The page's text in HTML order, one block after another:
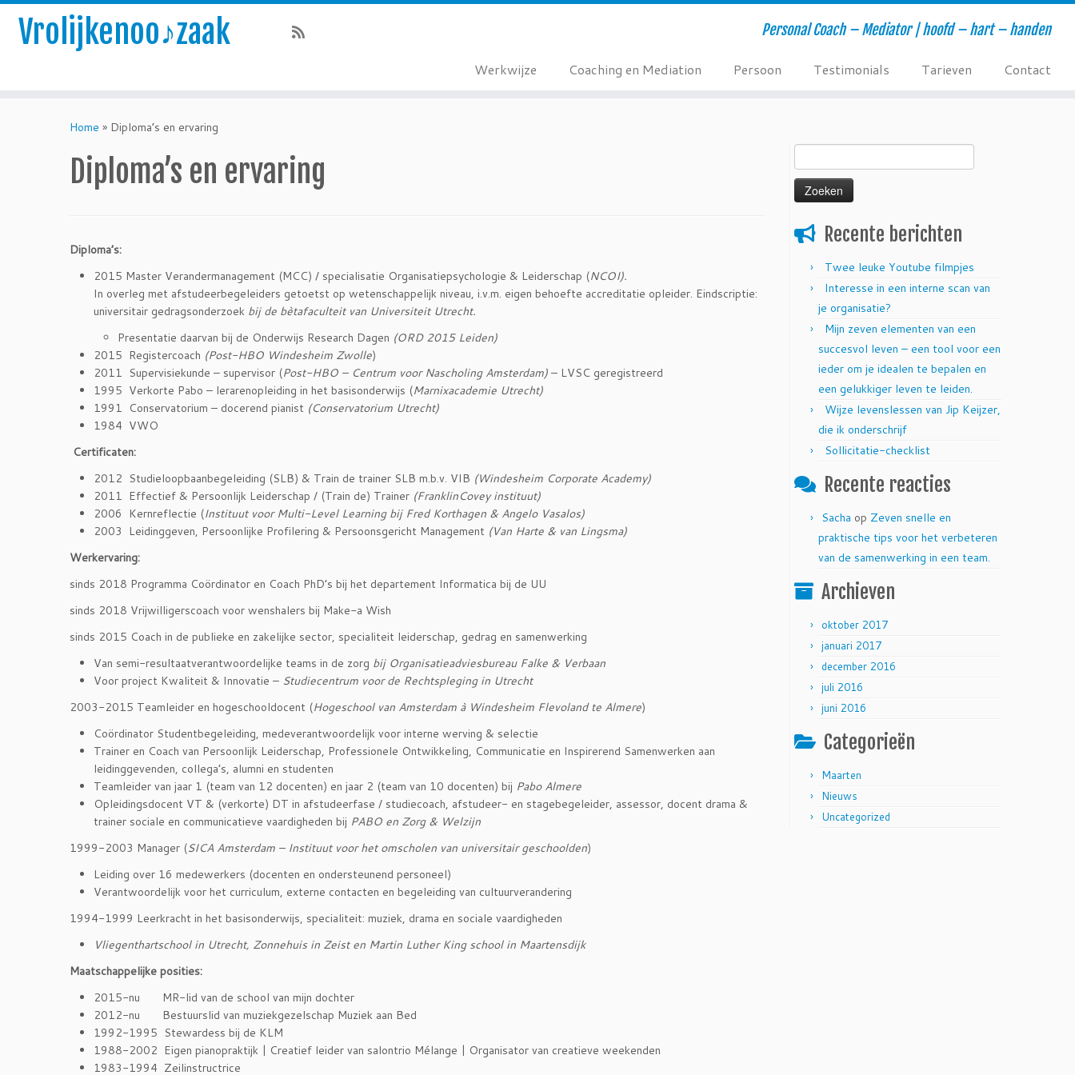
Vrolijkenoo♪zaak Personal Coach – Mediator | hoofd – hart – handen
Werkwijze Coaching en Mediation Persoon Testimonials Tarieven Contact
Home » Diploma’s en ervaring
Diploma’s en ervaring
Diploma’s:
2015 Master Verandermanagement (MCC) / specialisatie Organisatiepsychologie & Leiderschap (NCOI).
In overleg met afstudeerbegeleiders getoetst op wetenschappelijk niveau, i.v.m. eigen behoefte accreditatie opleider. Eindscriptie:
universitair gedragsonderzoek bij de bètafaculteit van Universiteit Utrecht.
Presentatie daarvan bij de Onderwijs Research Dagen (ORD 2015 Leiden)
2015 Registercoach (Post-HBO Windesheim Zwolle)
2011 Supervisiekunde – supervisor (Post-HBO – Centrum voor Nascholing Amsterdam) – LVSC geregistreerd
1995 Verkorte Pabo – lerarenopleiding in het basisonderwijs (Marnixacademie Utrecht)
1991 Conservatorium – docerend pianist (Conservatorium Utrecht)
1984 VWO
Certificaten:
2012 Studieloopbaanbegeleiding (SLB) & Train de trainer SLB m.b.v. VIB (Windesheim Corporate Academy)
2011 Effectief & Persoonlijk Leiderschap / (Train de) Trainer (FranklinCovey instituut)
2006 Kernreflectie (Instituut voor Multi-Level Learning bij Fred Korthagen & Angelo Vasalos)
2003 Leidinggeven, Persoonlijke Profilering & Persoonsgericht Management (Van Harte & van Lingsma)
Werkervaring:
sinds 2018 Programma Coördinator en Coach PhD’s bij het departement Informatica bij de UU
sinds 2018 Vrijwilligerscoach voor wenshalers bij Make-a Wish
sinds 2015 Coach in de publieke en zakelijke sector, specialiteit leiderschap, gedrag en samenwerking
Van semi-resultaatverantwoordelijke teams in de zorg bij Organisatieadviesbureau Falke & Verbaan
Voor project Kwaliteit & Innovatie – Studiecentrum voor de Rechtspleging in Utrecht
2003-2015 Teamleider en hogeschooldocent (Hogeschool van Amsterdam àWindesheim Flevoland te Almere)
Coördinator Studentbegeleiding, medeverantwoordelijk voor interne werving & selectie
Trainer en Coach van Persoonlijk Leiderschap, Professionele Ontwikkeling, Communicatie en Inspirerend Samenwerken aan
leidinggevenden, collega’s, alumni en studenten
Teamleider van jaar 1 (team van 12 docenten) en jaar 2 (team van 10 docenten) bij Pabo Almere
Opleidingsdocent VT & (verkorte) DT in afstudeerfase / studiecoach, afstudeer- en stagebegeleider, assessor, docent drama &
trainer sociale en communicatieve vaardigheden bij PABO en Zorg & Welzijn
1999-2003 Manager (SICA Amsterdam – Instituut voor het omscholen van universitair geschoolden)
Leiding over 16 medewerkers (docenten en ondersteunend personeel)
Verantwoordelijk voor het curriculum, externe contacten en begeleiding van cultuurverandering
1994-1999 Leerkracht in het basisonderwijs, specialiteit: muziek, drama en sociale vaardigheden
Vliegenthartschool in Utrecht, Zonnehuis in Zeist en Martin Luther King school in Maartensdijk
Maatschappelijke posities:
2015-nu MR-lid van de school van mijn dochter
2012-nu Bestuurslid van muziekgezelschap Muziek aan Bed
1992-1995 Stewardess bij de KLM
1988-2002 Eigen pianopraktijk | Creatief leider van salontrio Mélange | Organisator van creatieve weekenden
1983-1994 Zeilinstructrice
naar:
Recente berichten
Twee leuke Youtube filmpjes
Interesse in een interne scan van
je organisatie?
Mijn zeven elementen van een
succesvol leven – een tool voor een
ieder om je idealen te bepalen en
een gelukkiger leven te leiden.
Wijze levenslessen van Jip Keijzer,
die ik onderschrijf
Sollicitatie-checklist
Recente reacties
Sacha op Zeven snelle en
praktische tips voor het verbeteren
van de samenwerking in een team.
Archieven
oktober 2017
januari 2017
december 2016
juli 2016
juni 2016
Categorieën
Maarten
Nieuws
Uncategorized